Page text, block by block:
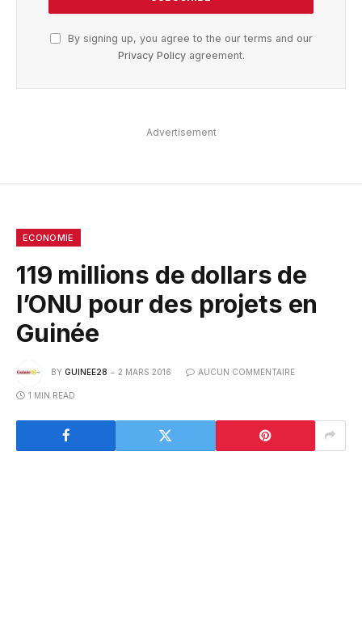
By signing up, you agree to the our terms and our
Privacy Policyagreement.
Advertisement
ECONOMIE
119 millions de dollars de
l’ONU pour des projets en
Guinée
BY GUINEE28 2 MARS 2016 AUCUN COMMENTAIRE
1 MIN READ